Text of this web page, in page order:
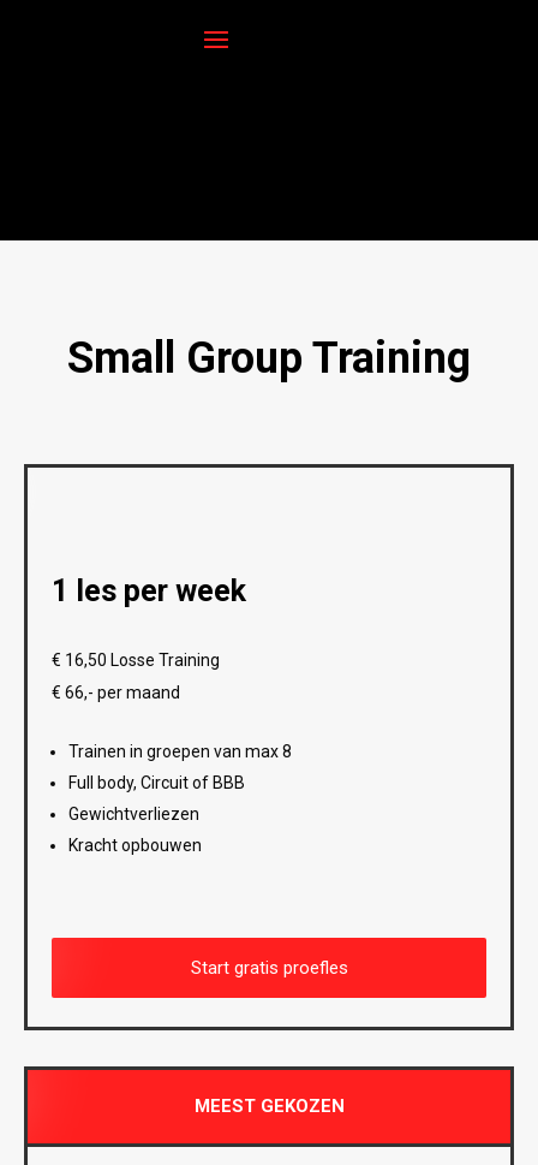
Small Group Training
1 les per week
€ 16,50 Losse Training
€ 66,- per maand
Trainen in groepen van max 8
Full body, Circuit of BBB
Gewichtverliezen
Kracht opbouwen
Start gratis proefles
MEEST GEKOZEN